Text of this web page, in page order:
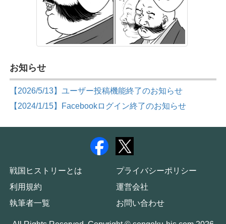
お知らせ
【2026/5/13】ユーザー投稿機能終了のお知らせ
【2024/1/15】Facebookログイン終了のお知らせ
戦国ヒストリーとは
プライバシーポリシー
利用規約
運営会社
執筆者一覧
お問い合わせ